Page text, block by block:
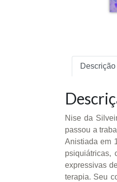
Descrição
Nise da
passou a
Anistiada em
psiquiátricas,
expressivas
terapia. Seu